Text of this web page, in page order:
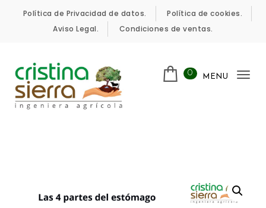
Política de Privacidad de datos.
Política de cookies.
Aviso Legal.
Condiciones de ventas.
0 MENU